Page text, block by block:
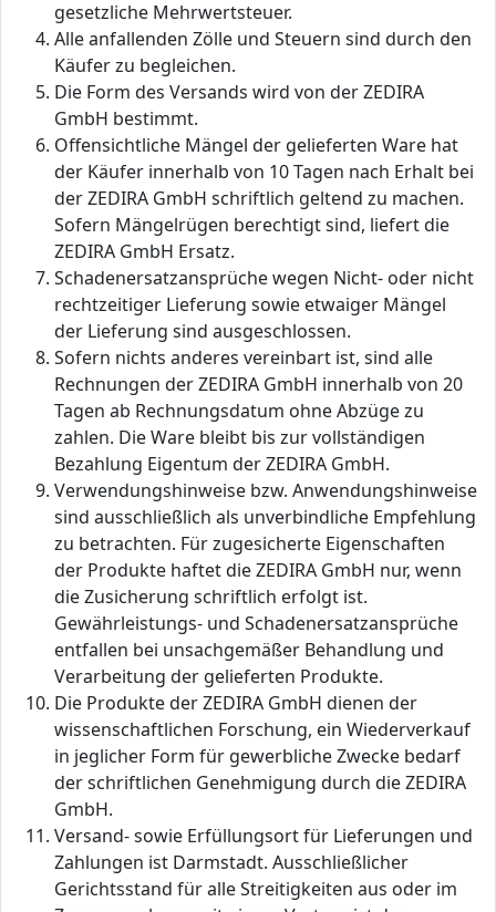
gesetzliche Mehrwertsteuer.
Alle anfallenden Zölle und Steuern sind durch den
Käufer zu begleichen.
Die Form des Versands wird von der ZEDIRA
GmbH bestimmt.
Offensichtliche Mängel der gelieferten Ware hat
der Käufer innerhalb von 10 Tagen nach Erhalt bei
der ZEDIRA GmbH schriftlich geltend zu machen.
Sofern Mängelrügen berechtigt sind, liefert die
ZEDIRA GmbH Ersatz.
Schadenersatzansprüche wegen Nicht- oder nicht
rechtzeitiger Lieferung sowie etwaiger Mängel
der Lieferung sind ausgeschlossen.
Sofern nichts anderes vereinbart ist, sind alle
Rechnungen der ZEDIRA GmbH innerhalb von 20
Tagen ab Rechnungsdatum ohne Abzüge zu
zahlen. Die Ware bleibt bis zur vollständigen
Bezahlung Eigentum der ZEDIRA GmbH.
Verwendungshinweise bzw. Anwendungshinweise
sind ausschließlich als unverbindliche Empfehlung
zu betrachten. Für zugesicherte Eigenschaften
der Produkte haftet die ZEDIRA GmbH nur, wenn
die Zusicherung schriftlich erfolgt ist.
Gewährleistungs- und Schadenersatzansprüche
entfallen bei unsachgemäßer Behandlung und
Verarbeitung der gelieferten Produkte.
Die Produkte der ZEDIRA GmbH dienen der
wissenschaftlichen Forschung, ein Wiederverkauf
in jeglicher Form für gewerbliche Zwecke bedarf
der schriftlichen Genehmigung durch die ZEDIRA
GmbH.
Versand- sowie Erfüllungsort für Lieferungen und
Zahlungen ist Darmstadt. Ausschließlicher
Gerichtsstand für alle Streitigkeiten aus oder im